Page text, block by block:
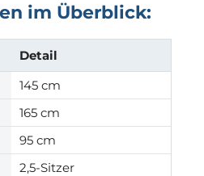
im Überblick:
Detail
145 cm
165 cm
95 cm
2,5-Sitzer